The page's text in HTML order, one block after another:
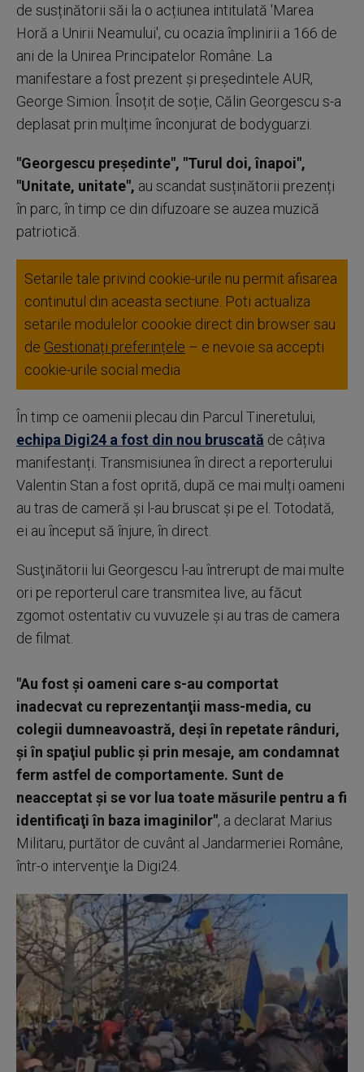
de susținătorii săi la o acțiunea intitulată 'Marea
Horă a Unirii Neamului', cu ocazia împlinirii a 166 de
ani de la Unirea Principatelor Române. La
manifestare a fost prezent și președintele AUR,
George Simion. Însoțit de soție, Călin Georgescu s-a
deplasat prin mulțime înconjurat de bodyguarzi.
"Georgescu președinte", "Turul doi, înapoi",
"Unitate, unitate", au scandat susținătorii prezenți
în parc, în timp ce din difuzoare se auzea muzică
patriotică.
Setarile tale privind cookie-urile nu permit afisarea
continutul din aceasta sectiune. Poti actualiza
setarile modulelor coookie direct din browser sau
de Gestionați preferințele – e nevoie sa accepti
cookie-urile social media
În timp ce oamenii plecau din Parcul Tineretului,
echipa Digi24 a fost din nou bruscată de câțiva
manifestanți. Transmisiunea în direct a reporterului
Valentin Stan a fost oprită, după ce mai mulți oameni
au tras de cameră și l-au bruscat și pe el. Totodată,
ei au început să înjure, în direct.
Susţinătorii lui Georgescu l-au întrerupt de mai multe
ori pe reporterul care transmitea live, au făcut
zgomot ostentativ cu vuvuzele şi au tras de camera
de filmat.
"Au fost şi oameni care s-au comportat
inadecvat cu reprezentanţii mass-media, cu
colegii dumneavoastră, deşi în repetate rânduri,
şi în spaţiul public şi prin mesaje, am condamnat
ferm astfel de comportamente. Sunt de
neacceptat şi se vor lua toate măsurile pentru a fi
identificaţi în baza imaginilor", a declarat Marius
Militaru, purtător de cuvânt al Jandarmeriei Române,
într-o intervenţie la Digi24.